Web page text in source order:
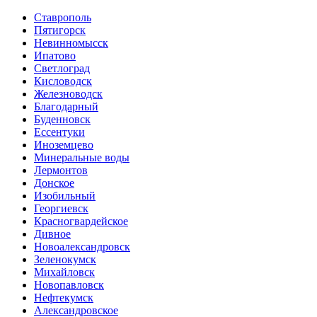
Ставрополь
Пятигорск
Невинномысск
Ипатово
Светлоград
Кисловодск
Железноводск
Благодарный
Буденновск
Ессентуки
Иноземцево
Минеральные воды
Лермонтов
Донское
Изобильный
Георгиевск
Красногвардейское
Дивное
Новоалександровск
Зеленокумск
Михайловск
Новопавловск
Нефтекумск
Александровское